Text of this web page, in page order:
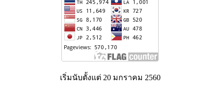
เริ่มนับตั้งแต่ 20 มกราคม 2560